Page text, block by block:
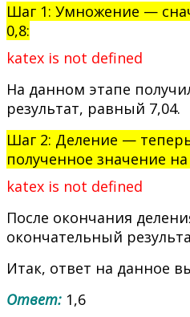
Шаг 1: Умножение —
0,8:
katex is not defined
На данном этапе
результат, равный 7,04.
Шаг 2: Деление —
полученное значение на
katex is not defined
После окончания
окончательный
Итак, ответ на данное
Ответ: 1,6